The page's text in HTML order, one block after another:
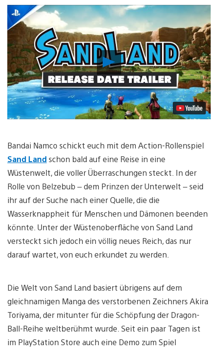
Video
abspielen
Bandai Namco schickt euch mit dem Action-Rollenspiel
Sand Landschon bald auf eine Reise in eine
Wüstenwelt, die voller Überraschungen steckt. In der
Rolle von Belzebub – dem Prinzen der Unterwelt – seid
ihr auf der Suche nach einer Quelle, die die
Wasserknappheit für Menschen und Dämonen beenden
könnte. Unter der Wüstenoberfläche von Sand Land
versteckt sich jedoch ein völlig neues Reich, das nur
darauf wartet, von euch erkundet zu werden.
Die Welt von Sand Land basiert übrigens auf dem
gleichnamigen Manga des verstorbenen Zeichners Akira
Toriyama, der mitunter für die Schöpfung der Dragon-
Ball-Reihe weltberühmt wurde. Seit ein paar Tagen ist
im PlayStation Store auch eine Demo zum Spiel